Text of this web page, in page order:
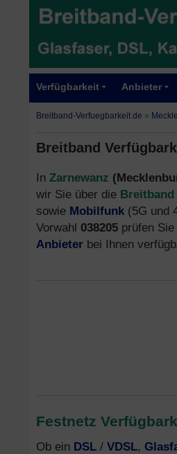
Verfügbarkeit Anbieter
Breitband-Verfuegbarkeit.de »
Breitband
In Zarnewanz
wir Sie über die
sowie Mobilfunk (5G und
Vorwahl 038205 prüfen Sie
Anbieter bei Ihnen
Festnetz
Ob ein DSL / VDSL,